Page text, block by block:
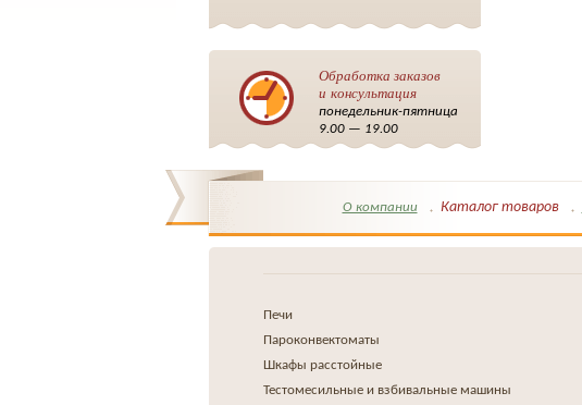
Обработка заказов
и консультация
понедельник-пятница
9.00 — 19.00
О компании Каталог товаров
Печи
Пароконвектоматы
Шкафы расстойные
Тестомесильные и взбивальные машины